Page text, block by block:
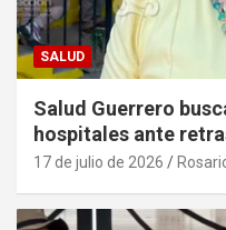
SALUD
Salud Guerrero
hospitales ante
17 de julio de 2026